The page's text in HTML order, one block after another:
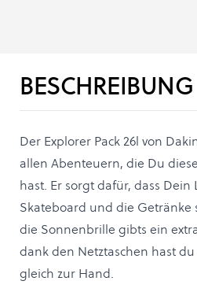
BESCHREIBUNG
Der Explorer Pack 26l von
allen Abenteuern, die Du
hast. Er sorgt dafür, dass Dein
Skateboard und die Getränke
die Sonnenbrille gibts ein
dank den Netztaschen hast
gleich zur Hand.